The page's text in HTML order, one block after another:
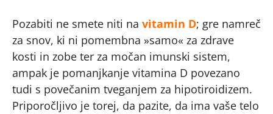
Pozabiti ne smete niti na vitamin D; gre namreč
za snov, ki ni pomembna »samo« za zdrave
kosti in zobe ter za močan imunski sistem,
ampak je pomanjkanje vitamina D povezano
tudi s povečanim tveganjem za hipotiroidizem.
Priporočljivo je torej, da pazite, da ima vaše telo